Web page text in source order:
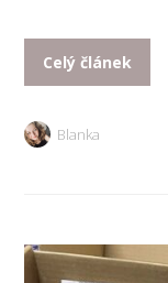
Celý článek
Blanka